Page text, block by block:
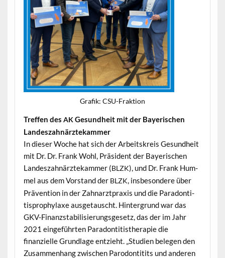
Grafik: CSU-Frak­tion
Tre­f­fen des AKGesund­heit mit der Bay­erischen
Landeszahnärztekammer
In dieser Woche hat sich der Arbeit­skreis Gesund­heit
mit Dr. Dr. Frank Wohl, Präsi­dent der Bay­erischen
Lan­deszah­närztekam­mer (BLZK), und Dr. Frank Hum­
mel aus dem Vor­stand der BLZK, ins­beson­dere über
Präven­tion in der Zah­narzt­prax­is und die Paradon­ti­
tispro­phy­laxe aus­ge­tauscht. Hin­ter­grund war das
GKV-Finanzsta­bil­isierungs­ge­setz, das der im Jahr
2021 einge­führten Paradon­ti­tis­ther­a­pie die
finanzielle Grund­lage entzieht. „Stu­di­en bele­gen den
Zusam­men­hang zwis­chen Par­o­don­ti­tits und anderen